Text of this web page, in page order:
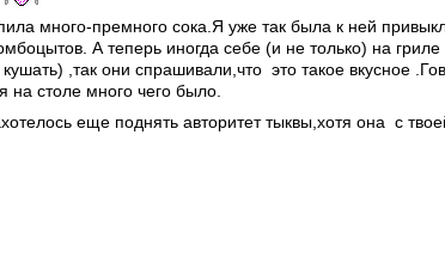
много-премного сока.Я уже так была к ней
А теперь иногда себе (и не только) на
,так они спрашивали,что это такое вкусное
на столе много чего было.
еще поднять авторитет тыквы,хотя она с